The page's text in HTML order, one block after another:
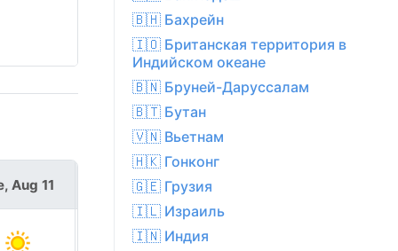
Aug 11 Wed, Aug 12
🇧🇭 Бахрейн
🇮🇴 Британская территория в
Индийском океане
🇧🇳 Бруней-Даруссалам
🇧🇹 Бутан
🇻🇳 Вьетнам
🇭🇰 Гонконг
🇬🇪 Грузия
🇮🇱 Израиль
🇮🇳 Индия